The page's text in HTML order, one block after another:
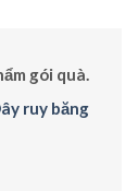
gói quà.
ruy băng